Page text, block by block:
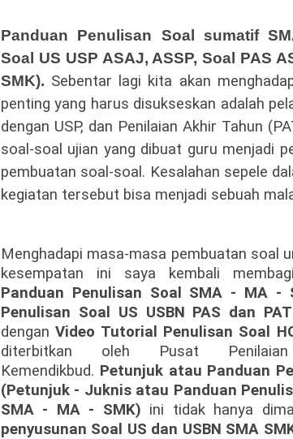
Panduan Penulisan Soal sumatif
Soal US USP ASAJ, ASSP, Soal PAS
SMK). Sebentar lagi kita akan
penting yang harus disukseskan adalah
dengan USP, dan Penilaian Akhir Tahun
soal-soal ujian yang dibuat guru menjadi
pembuatan soal-soal. Kesalahan sepele
kegiatan tersebut bisa menjadi sebuah
Menghadapi masa-masa pembuatan soal
kesempatan ini saya kembali
Panduan Penulisan Soal SMA - MA -
Penulisan Soal US USBN PAS dan
denganVideo Tutorial Penulisan Soal
diterbitkan oleh Pusat Penilaian
Kemendikbud. Petunjuk atau Panduan
(Petunjuk - Juknis atau Panduan
SMA - MA - SMK) ini tidak hanya
penyusunan Soal US dan USBN SMA